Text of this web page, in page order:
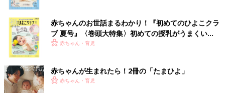
赤ちゃんのお世話まるわかり！『初めてのひよこクラ
ブ 夏号』〈巻頭大特集〉初めての授乳がうまくい
く！ おっぱい・ミルクの基本と夏のトラブル 解決テ
赤ちゃん・育児
赤ちゃんが生まれたら！2冊の「たまひよ」
赤ちゃん・育児